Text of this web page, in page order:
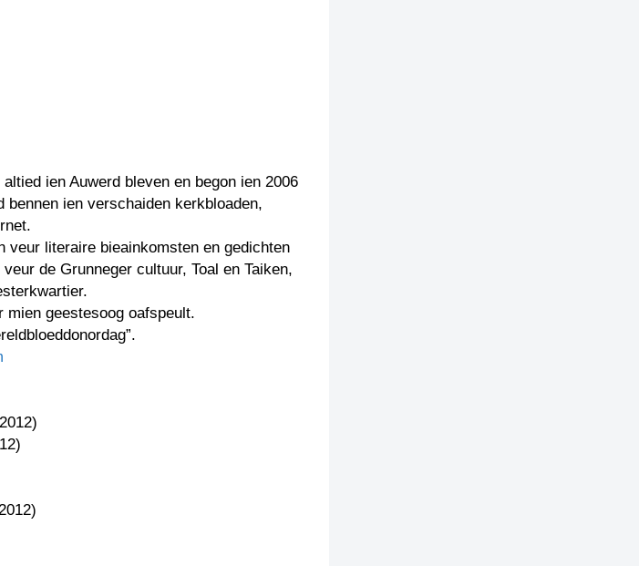
ien Auwerd bleven en begon ien 2006
ien verschaiden kerkbloaden,
literaire bieainkomsten en gedichten
de Grunneger cultuur, Toal en Taiken,
mien geestesoog oafspeult.